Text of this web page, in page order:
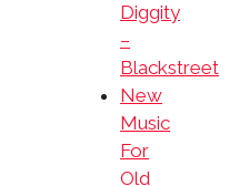
Diggity
–
Blackstreet
New
Music
For
Old